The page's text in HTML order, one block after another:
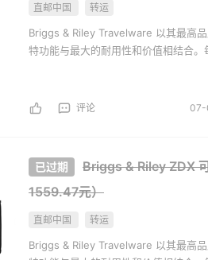
直邮中国 转运
Briggs & Riley Travelware 以其最高
特功能与最大的耐用性和价值相结合
评论 07-
Briggs & Riley ZDX
1559.47元）
直邮中国 转运
Briggs & Riley Travelware 以其最高